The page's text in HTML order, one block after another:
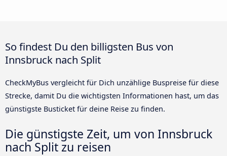
So findest Du den billigsten Bus von
Innsbruck nach Split
CheckMyBus vergleicht für Dich unzählige Buspreise für diese
Strecke, damit Du die wichtigsten Informationen hast, um das
günstigste Busticket für deine Reise zu finden.
Die günstigste Zeit, um von Innsbruck
nach Split zu reisen